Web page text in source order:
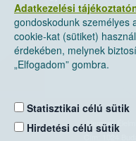
Adatkezelési
gondoskodunk személyes
cookie-kat (sütiket)
érdekében, melynek
„Elfogadom” gombra.
Statisztikai célú sütik
Hirdetési célú sütik
Nemzeti